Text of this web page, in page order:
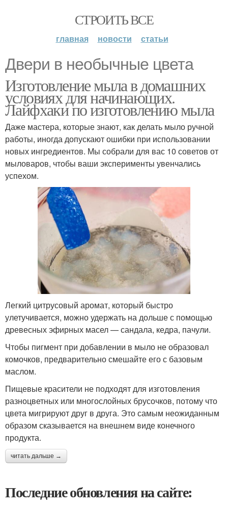
СТРОИТЬ ВСЕ
главная новости статьи
Двери в необычные цвета
Изготовление мыла в домашних
условиях для начинающих.
Лайфхаки по изготовлению мыла
Даже мастера, которые знают, как делать мыло ручной
работы, иногда допускают ошибки при использовании
новых ингредиентов. Мы собрали для вас 10 советов от
мыловаров, чтобы ваши эксперименты увенчались
успехом.
Легкий цитрусовый аромат, который быстро
улетучивается, можно удержать на дольше с помощью
древесных эфирных масел — сандала, кедра, пачули.
Чтобы пигмент при добавлении в мыло не образовал
комочков, предварительно смешайте его с базовым
маслом.
Пищевые красители не подходят для изготовления
разноцветных или многослойных брусочков, потому что
цвета мигрируют друг в друга. Это самым неожиданным
образом сказывается на внешнем виде конечного
продукта.
читать дальше →
Последние обновления на сайте: